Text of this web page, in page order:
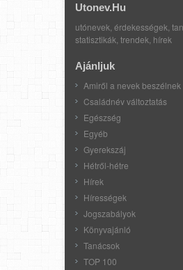
Utonev.hu
utónevek, érdekességek,
statisztikák, trendek, hírek
Ajánljuk
Amiről a nevek beszélnek
Családnév változtatás
Egészség
Egyéb
Gyerekszáj
Hétről-hétre
Hírek
Hírességek
Jogszabályok
Könyvajánló
Tanácsok
TOP 100